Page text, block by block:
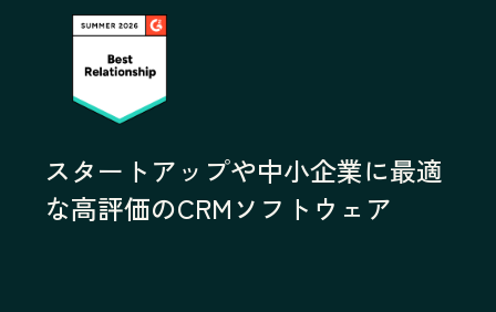
スタートアップや中小企業に最適
な高評価のCRMソフトウェア